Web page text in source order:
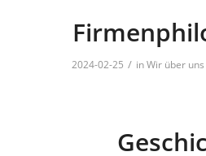
2024-02-25 / inWir über uns